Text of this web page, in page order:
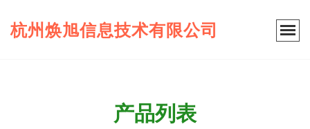
杭州焕旭信息技术有限公司
产品列表